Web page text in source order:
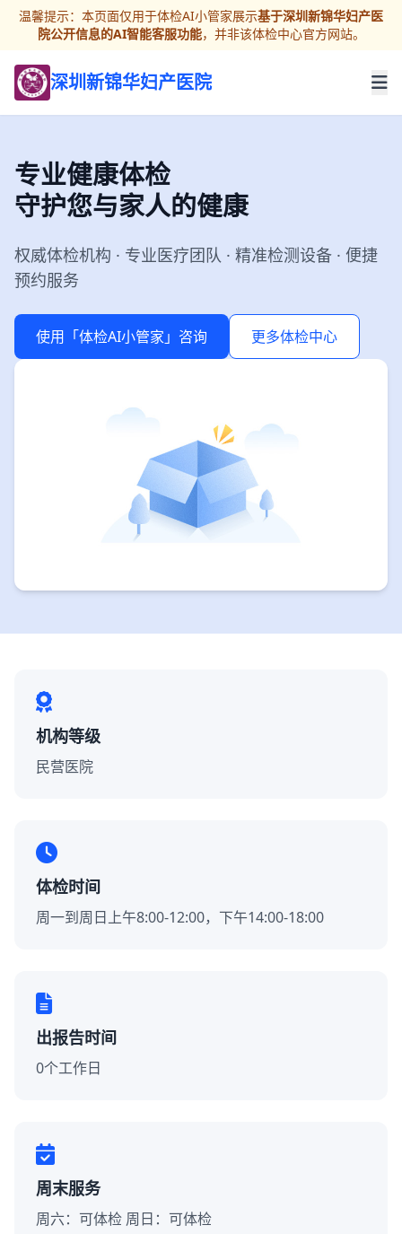
温馨提示：本页面仅用于体检AI小管家展示基于深圳新锦华妇产医
院公开信息的AI智能客服功能，并非该体检中心官方网站。
深圳新锦华妇产医院
专业健康体检
守护您与家人的健康
权威体检机构 · 专业医疗团队 · 精准检测设备 · 便捷
预约服务
使用「体检AI小管家」咨询 更多体检中心
机构等级
民营医院
体检时间
周一到周日上午8:00-12:00，下午14:00-18:00
出报告时间
0个工作日
周末服务
周六：可体检 周日：可体检